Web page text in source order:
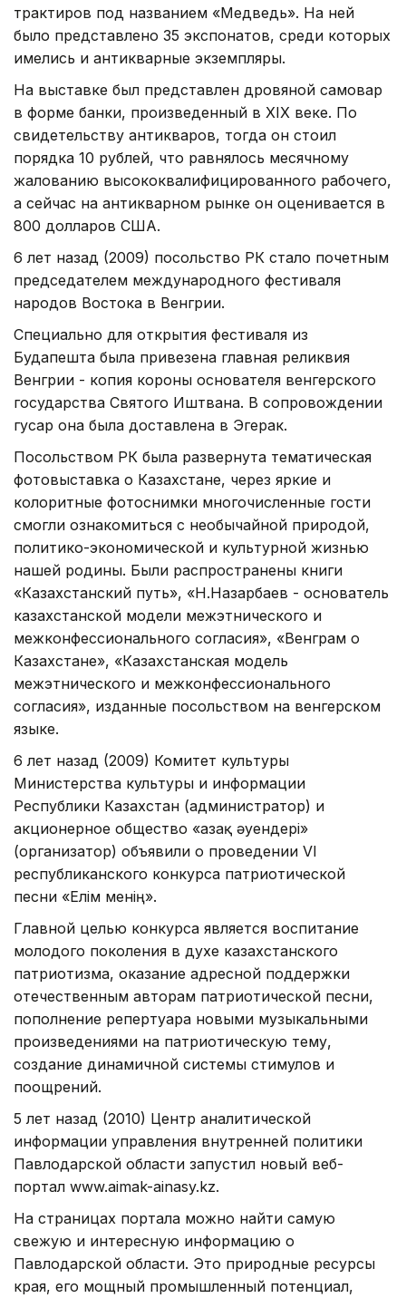
трактиров под названием «Медведь». На ней
было представлено 35 экспонатов, среди которых
имелись и антикварные экземпляры.
На выставке был представлен дровяной самовар
в форме банки, произведенный в XIX веке. По
свидетельству антикваров, тогда он стоил
порядка 10 рублей, что равнялось месячному
жалованию высококвалифицированного рабочего,
а сейчас на антикварном рынке он оценивается в
800 долларов США.
6 лет назад (2009) посольство РК стало почетным
председателем международного фестиваля
народов Востока в Венгрии.
Специально для открытия фестиваля из
Будапешта была привезена главная реликвия
Венгрии - копия короны основателя венгерского
государства Святого Иштвана. В сопровождении
гусар она была доставлена в Эгерак.
Посольством РК была развернута тематическая
фотовыставка о Казахстане, через яркие и
колоритные фотоснимки многочисленные гости
смогли ознакомиться с необычайной природой,
политико-экономической и культурной жизнью
нашей родины. Были распространены книги
«Казахстанский путь», «Н.Назарбаев - основатель
казахстанской модели межэтнического и
межконфессионального согласия», «Венграм о
Казахстане», «Казахстанская модель
межэтнического и межконфессионального
согласия», изданные посольством на венгерском
языке.
6 лет назад (2009) Комитет культуры
Министерства культуры и информации
Республики Казахстан (администратор) и
акционерное общество «Қазақ әуендері»
(организатор) объявили о проведении VI
республиканского конкурса патриотической
песни «Елім менің».
Главной целью конкурса является воспитание
молодого поколения в духе казахстанского
патриотизма, оказание адресной поддержки
отечественным авторам патриотической песни,
пополнение репертуара новыми музыкальными
произведениями на патриотическую тему,
создание динамичной системы стимулов и
поощрений.
5 лет назад (2010) Центр аналитической
информации управления внутренней политики
Павлодарской области запустил новый веб-
портал www.aimak-ainasy.kz.
На страницах портала можно найти самую
свежую и интересную информацию о
Павлодарской области. Это природные ресурсы
края, его мощный промышленный потенциал,